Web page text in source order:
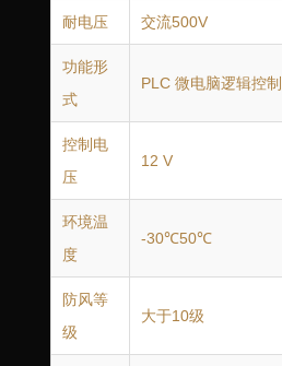
耐电压 交流500V
功能形
式
PLC 微电脑逻辑控制
控制电
压
12 V
环境温
度
-30℃50℃
防风等
级
大于10级